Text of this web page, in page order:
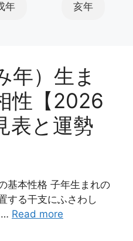
年 亥年
年）生ま
性【2026
表と運勢
基本性格 子年生まれの
する干支にふさわし
… Read more